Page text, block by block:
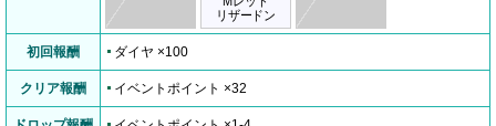
リザードン
初回報酬 ダイヤ ×100
クリア報酬 イベントポイント ×32